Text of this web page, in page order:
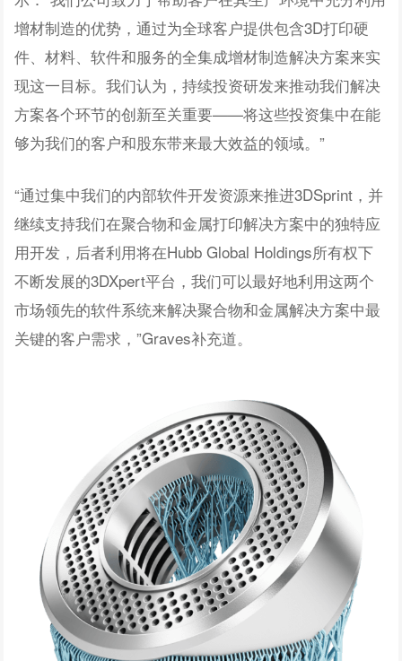
增材制造的优势，通过为全球客户提供包含3D打印硬
件、材料、软件和服务的全集成增材制造解决方案来实
现这一目标。我们认为，持续投资研发来推动我们解决
方案各个环节的创新至关重要——将这些投资集中在能
够为我们的客户和股东带来最大效益的领域。”
“通过集中我们的内部软件开发资源来推进3DSprint，并
继续支持我们在聚合物和金属打印解决方案中的独特应
用开发，后者利用将在Hubb Global Holdings所有权下
不断发展的3DXpert平台，我们可以最好地利用这两个
市场领先的软件系统来解决聚合物和金属解决方案中最
关键的客户需求，”Graves补充道。